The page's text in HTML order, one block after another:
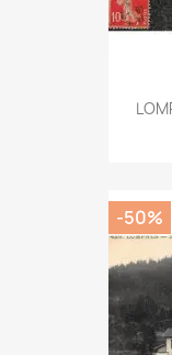
-50%